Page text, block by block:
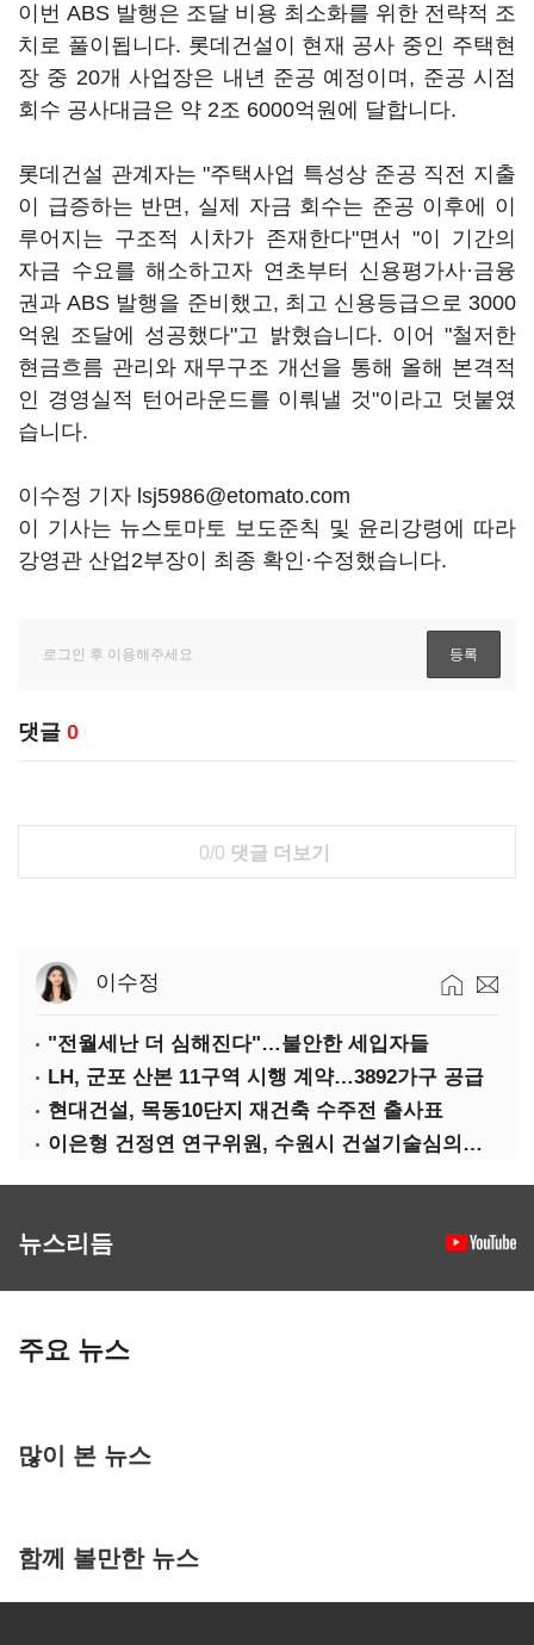
이번 ABS 발행은 조달 비용 최소화를 위한 전략적 조
치로 풀이됩니다. 롯데건설이 현재 공사 중인 주택현
장 중 20개 사업장은 내년 준공 예정이며, 준공 시점
회수 공사대금은 약 2조 6000억원에 달합니다.
롯데건설 관계자는 "주택사업 특성상 준공 직전 지출
이 급증하는 반면, 실제 자금 회수는 준공 이후에 이
루어지는 구조적 시차가 존재한다"면서 "이 기간의
자금 수요를 해소하고자 연초부터 신용평가사·금융
권과 ABS 발행을 준비했고, 최고 신용등급으로 3000
억원 조달에 성공했다"고 밝혔습니다. 이어 "철저한
현금흐름 관리와 재무구조 개선을 통해 올해 본격적
인 경영실적 턴어라운드를 이뤄낼 것"이라고 덧붙였
습니다.
이수정 기자 lsj5986@etomato.com
이 기사는 뉴스토마토 보도준칙 및 윤리강령에 따라
강영관 산업2부장이 최종 확인·수정했습니다.
댓글 0
0/0 댓글 더보기
이수정
"전월세난 더 심해진다"…불안한 세입자들
LH, 군포 산본 11구역 시행 계약…3892가구 공급
현대건설, 목동10단지 재건축 수주전 출사표
이은형 건정연 연구위원, 수원시 건설기술심의위원 연임
뉴스리듬
주요 뉴스
많이 본 뉴스
함께 볼만한 뉴스